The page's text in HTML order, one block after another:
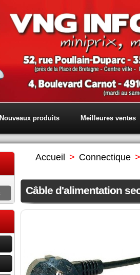
Nouveaux produits Meilleures ventes
Accueil > Connectique >
Câble d'alimentation